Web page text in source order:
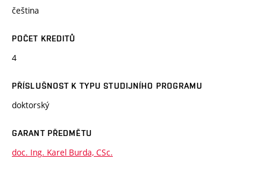
čeština
POČET KREDITŮ
4
PŘÍSLUŠNOST K TYPU STUDIJNÍHO PROGRAMU
doktorský
GARANT PŘEDMĚTU
doc. Ing. Karel Burda, CSc.